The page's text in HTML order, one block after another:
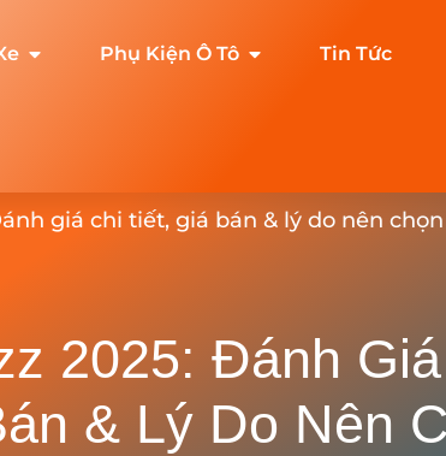
Phụ Kiện Ô Tô Tin Tức
giá chi tiết, giá bán & lý do nên chọn
2025: Đánh
& Lý Do Nên